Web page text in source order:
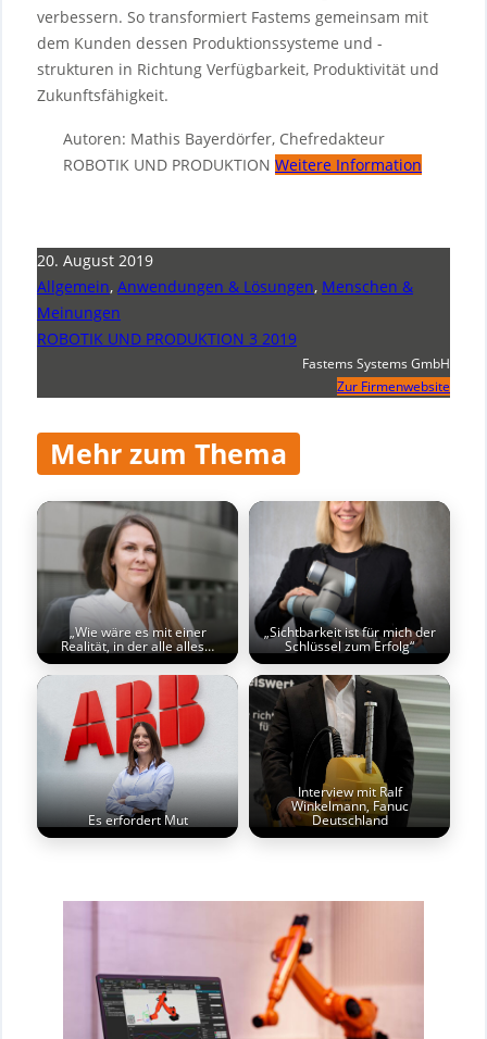
verbessern. So transformiert Fastems gemeinsam mit
dem Kunden dessen Produktionssysteme und -
strukturen in Richtung Verfügbarkeit, Produktivität und
Zukunftsfähigkeit.
Autoren: Mathis Bayerdörfer, Chefredakteur
ROBOTIK UND PRODUKTION Weitere Information
20. August 2019
Allgemein, Anwendungen & Lösungen, Menschen &
Meinungen
ROBOTIK UND PRODUKTION 3 2019
Fastems Systems GmbH
Zur Firmenwebsite
Mehr zum Thema
„Wie wäre es mit einer
Realität, in der alle alles…
„Sichtbarkeit ist für mich der
Schlüssel zum Erfolg“
Es erfordert Mut
Interview mit Ralf
Winkelmann, Fanuc
Deutschland